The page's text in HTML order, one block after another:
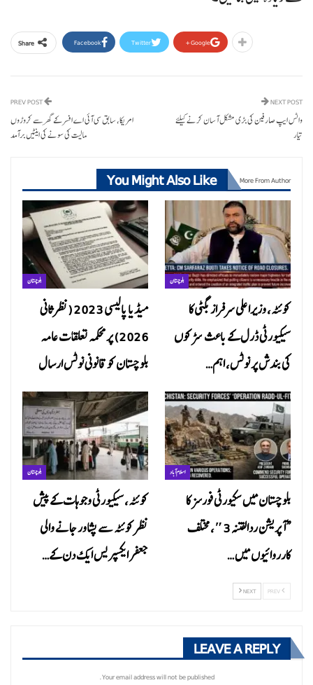
Share Facebook Twitter Google+
امریکا، سابق سی آئی اے افسر کے گھر سے کروڑوں
مالیت کی سونے کی اینٹیں برآمد
NEXT POST
واٹس ایپ صارفین کی بڑی مشکل آسان کرنے کیلئے
تیار
You Might Also Like More From Author
بلوچستان
میڈیا پالیسی 2023 (نظرثانی
2026) پر محکمہ تعلقات عامہ
بلوچستان کو قانونی نوٹس ارسال
بلوچستان
کوئٹہ، وزیراعلی سرفراز بگٹی کا
سیکیورٹی ڈرل کے باعث سڑکوں
کی بندش پر نوٹس، اہم…
بلوچستان
کوئٹہ، سیکیورٹی وجوہات کے پیش
نظر کوئٹہ سے پشاور جانے والی
جعفر ایکسپریس ایک دن کے…
اسلام آباد
بلوچستان میں سکیورٹی فورسز کا
“آپریشن ردالفتنہ 3″، مختلف
کارروائیوں میں…
NEXT
LEAVE A REPLY
Your email address will not be published.